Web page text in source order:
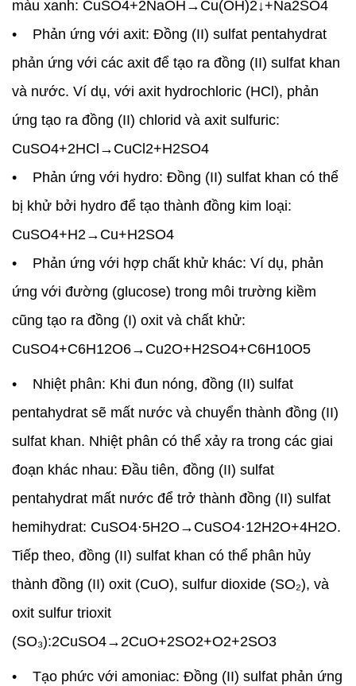
màu xanh: CuSO4+2NaOH→Cu(OH)2↓+Na2SO4
• Phản ứng với axit: Đồng (II) sulfat pentahydrat
phản ứng với các axit để tạo ra đồng (II) sulfat khan
và nước. Ví dụ, với axit hydrochloric (HCl), phản
ứng tạo ra đồng (II) chlorid và axit sulfuric:
CuSO4+2HCl→CuCl2+H2SO4
• Phản ứng với hydro: Đồng (II) sulfat khan có thể
bị khử bởi hydro để tạo thành đồng kim loại:
CuSO4+H2→Cu+H2SO4
• Phản ứng với hợp chất khử khác: Ví dụ, phản
ứng với đường (glucose) trong môi trường kiềm
cũng tạo ra đồng (I) oxit và chất khử:
CuSO4+C6H12O6→Cu2O+H2SO4+C6H10O5
• Nhiệt phân: Khi đun nóng, đồng (II) sulfat
pentahydrat sẽ mất nước và chuyển thành đồng (II)
sulfat khan. Nhiệt phân có thể xảy ra trong các giai
đoạn khác nhau: Đầu tiên, đồng (II) sulfat
pentahydrat mất nước để trở thành đồng (II) sulfat
hemihydrat: CuSO4⋅5H2O→CuSO4⋅12H2O+4H2O.
Tiếp theo, đồng (II) sulfat khan có thể phân hủy
thành đồng (II) oxit (CuO), sulfur dioxide (SO₂), và
oxit sulfur trioxit
(SO₃):2CuSO4→2CuO+2SO2+O2+2SO3
• Tạo phức với amoniac: Đồng (II) sulfat phản ứng